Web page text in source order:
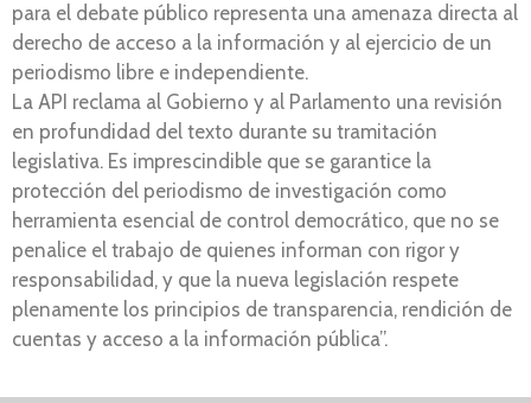
para el debate público representa una amenaza directa al
derecho de acceso a la información y al ejercicio de un
periodismo libre e independiente.
La API reclama al Gobierno y al Parlamento una revisión
en profundidad del texto durante su tramitación
legislativa. Es imprescindible que se garantice la
protección del periodismo de investigación como
herramienta esencial de control democrático, que no se
penalice el trabajo de quienes informan con rigor y
responsabilidad, y que la nueva legislación respete
plenamente los principios de transparencia, rendición de
cuentas y acceso a la información pública”.